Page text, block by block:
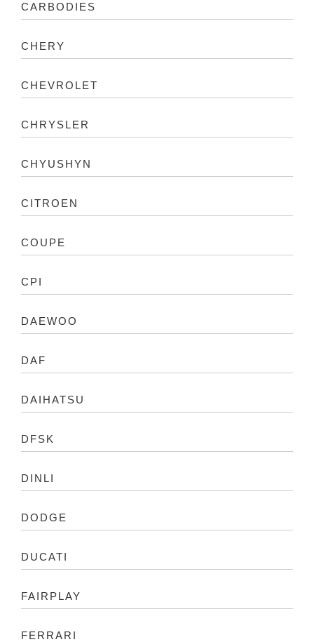
CARBODIES
CHERY
CHEVROLET
CHRYSLER
CHYUSHYN
CITROEN
COUPE
CPI
DAEWOO
DAF
DAIHATSU
DFSK
DINLI
DODGE
DUCATI
FAIRPLAY
FERRARI